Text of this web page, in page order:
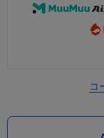
コ